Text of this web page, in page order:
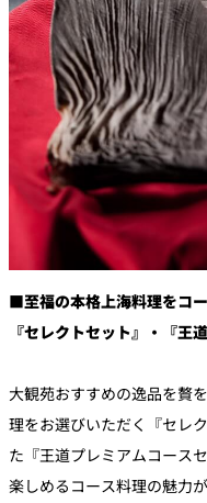
■至福の本格上海料理をコ
『セレクトセット』・『王
大観苑おすすめの逸品を贅
理をお選びいただく『セレ
た『王道プレミアムコース
楽しめるコース料理の魅力